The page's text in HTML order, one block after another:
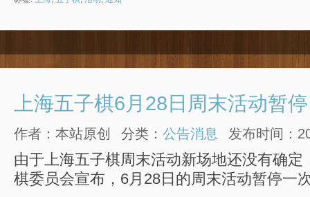
上海五子棋6月28日周末活动暂停
作者：本站原创 分类： 公告消息 发布时间：
由于上海五子棋周末活动新场地还没有确定
棋委员会宣布，6月28日的周末活动暂停一